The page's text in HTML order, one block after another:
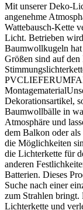
Mit unserer Deko-
angenehme
Wattebausch-Kette
Licht. Betrieben
Baumwollkugeln
Größen sind auf
Dekorationsartikel,
Baumwollbälle in
Atmosphäre und
dem Balkon oder
die Möglichkeiten
die Lichterkette für
anderen
Batterien. Dieses
Suche nach einer
zum Strahlen bringt.
Lichterkette und